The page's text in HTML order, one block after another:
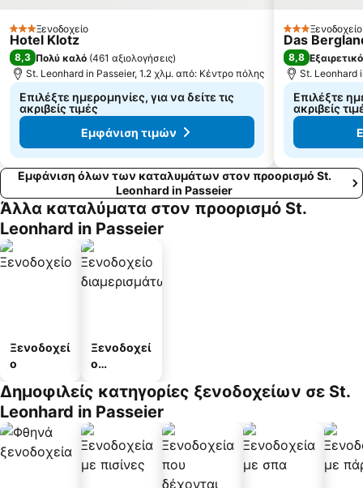
3 ΑστέριαΞενοδοχείο
Hotel Klotz
8,3 Πολύ καλό (461 αξιολογήσεις)
St. Leonhard in Passeier, 1.2 χλμ. από: Κέντρο πόλης
Επιλέξτε ημερομηνίες, για να δείτε τις
ακριβείς τιμές
Εμφάνιση τιμών
3 ΑστέριαΞενοδοχείο
Das
8,8 Εξαιρετικό
St. Leonhard
Επιλέξτε
ακριβείς
Εμφάνιση όλων των καταλυμάτων στον προορισμό St.
Leonhard in Passeier
Άλλα καταλύματα στον προορισμό St.
Leonhard in Passeier
Ξενοδοχεί
ο
Ξενοδοχεί
ο
άτων
Δημοφιλείς κατηγορίες ξενοδοχείων σε St.
Leonhard in Passeier